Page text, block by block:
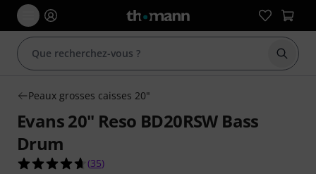
Peaux grosses caisses 20"
Evans 20" Reso BD20RSW Bass
Drum
4.7 étoiles sur 5 d'après 35 évaluations clients
(35)